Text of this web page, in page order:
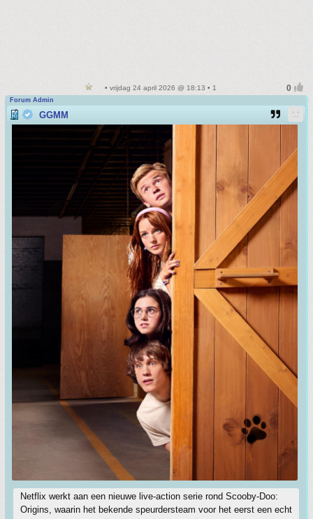
• vrijdag 24 april 2026 @ 18:13 • 1
Forum Admin
GGMM
Netflix werkt aan een nieuwe live-action serie rond Scooby-Doo:
Origins, waarin het bekende speurdersteam voor het eerst een echt